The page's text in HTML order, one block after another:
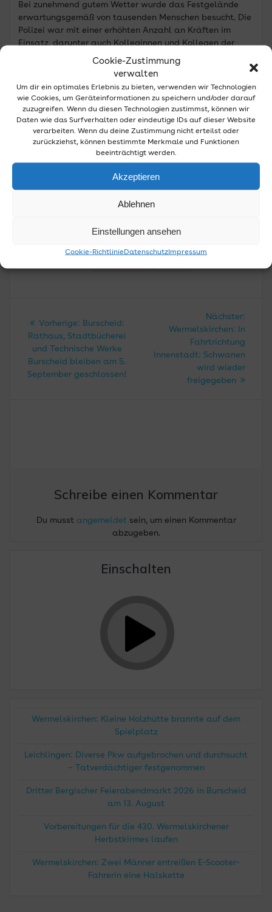
Cookie-Zustimmung
verwalten
Um dir ein optimales Erlebnis zu bieten, verwenden wir Technologien
wie Cookies, um Geräteinformationen zu speichern und/oder darauf
zuzugreifen. Wenn du diesen Technologien zustimmst, können wir
Daten wie das Surfverhalten oder eindeutige IDs auf dieser Website
verarbeiten. Wenn du deine Zustimmung nicht erteilst oder
zurückziehst, können bestimmte Merkmale und Funktionen
beeinträchtigt werden.
Akzeptieren
Ablehnen
Einstellungen ansehen
Cookie-Richtlinie Datenschutz Impressum
Bei zunehmend gutem Wetter wurde das Festgelände
erwartungsgemäß von tausenden Menschen besucht. Die
Polizei war mit einer erhöhten Anzahl an Kräften im
Einsatz, darunter auch Kolleginnen und Kollegen der
Bereitschaftspolizei.
Im Verlauf des Tages erhielten 5 Personen (Vorjahr: 7)
einen Platzverweis, um eine zu befürchtende Straftat
aufgrund ihrer Alkoholisierung und/oder ihres Verhaltens
zu verhindern.
In diesem Jahr musste niemand in das Polizeigewahrsam
eingeliefert werden (2024: 3).
Nach aktuellem Stand wurde lediglich eine Strafanzeige
eine Strafanzeige wegen eines Fahrraddiebstahls
Beitragsnavigation
Vorherige: Vorheriger
Beitrag:
Burscheid:
Rathaus, Stadtbücherei
und Technische Werke
Burscheid bleiben am 5.
September geschlossen!
Nächster:
Wermelskirchen: In
Fahrtrichtung
Innenstadt: Schwanen
wird wieder
freigegeben
Schreibe einen Kommentar
Du musst angemeldetsein, um einen Kommentar
abzugeben.
Einschalten
Wermelskirchen: Kleine Holzhütte brannte auf dem
Spielplatz
Leichlingen: Diverse Pkw aufgebrochen und durchsucht
– Tatverdächtiger festgenommen
Dritter Bergischer Feierabendmarkt 2026 in Burscheid
am 13. August
Vorbereitungen für die 430. Wermelskirchener
Herbstkirmes laufen
Wermelskirchen: Zwei Männer entreißen E-Scooter-
Fahrerin eine Halskette